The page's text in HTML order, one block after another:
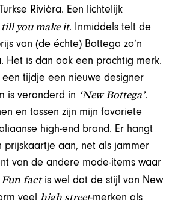
Rivièra. Een lichtelijk
you make it. Inmiddels telt de
van (de échte) Bottega zo’n
Het is dan ook een prachtig merk.
een tijdje een nieuwe designer
is veranderd in ‘New Bottega’.
en tassen zijn mijn favoriete
high-end brand. Er hangt
prijskaartje aan, net als jammer
van de andere mode-items waar
Fun factis wel dat de stijl van New
high street